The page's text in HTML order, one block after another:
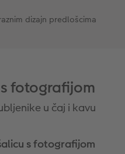
dizajn predlošcima
fotografijom
u čaj i kavu
s fotografijom